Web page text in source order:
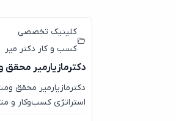
کلینیک تخصصی
کسب و کار دکتر میر
دکترمازیارمیر
دکترمازیارمیر محقق
استراتژی کسب‌وکار و